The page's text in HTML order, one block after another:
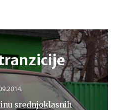
srednjoklasnih